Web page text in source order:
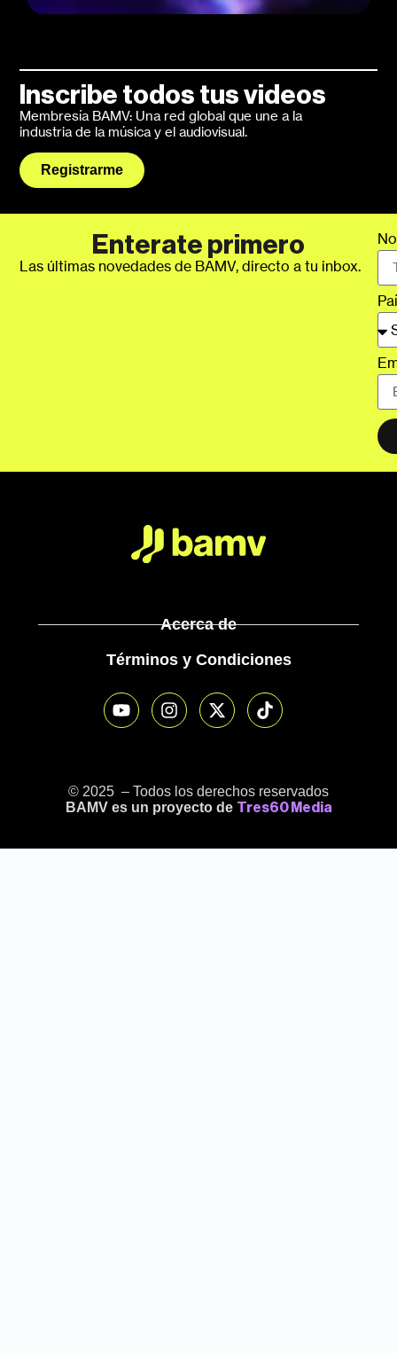
Inscribe todos tus videos
Membresía BAMV: Una red global que une a la
industria de la música y el audiovisual.
Registrarme
Enterate primero
Las últimas novedades de BAMV, directo a tu inbox.
Acerca de
Términos y Condiciones
© 2025 – Todos los derechos reservados
BAMV es un proyecto de Tres60 Media